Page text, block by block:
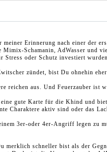
Erinnerung nach einer der
Schamanin, AdWasser und
oder Schutz investiert
zündet, bist Du ohnehin
reichen aus. Und Feuerzauber
gute Karte für die Khind und
Charaktere aktiv sind oder das
3er-oder 4er-Angriff legen zu
schneller bist als der